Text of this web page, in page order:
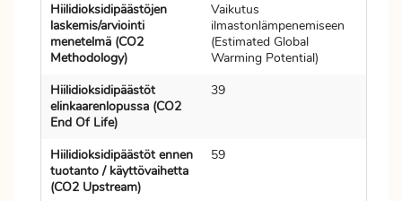
Hiilidioksidipäästöjen
laskemis/arviointi
menetelmä (CO2
Methodology)
Vaikutus
ilmastonlämpenemiseen
(Estimated Global
Warming Potential)
Hiilidioksidipäästöt
elinkaarenlopussa (CO2
End Of Life)
39
Hiilidioksidipäästöt ennen
tuotanto / käyttövaihetta
(CO2 Upstream)
59